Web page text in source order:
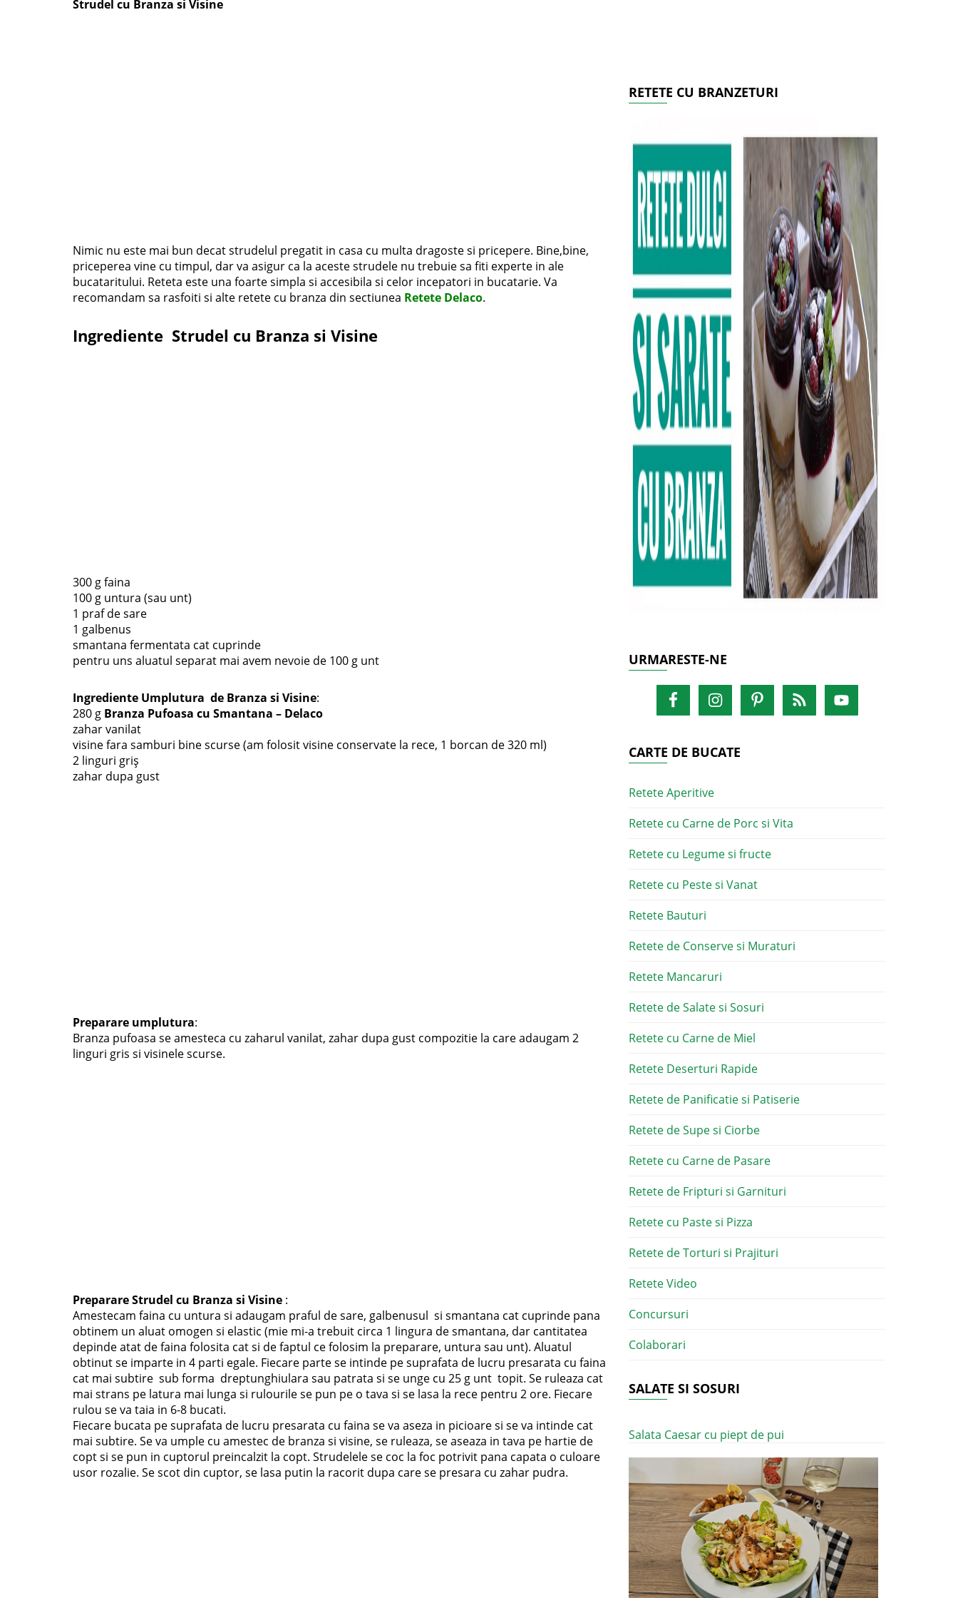
Strudel cu Branza si Visine
Nimic nu este mai bun decat strudelul pregatit in casa cu multa dragoste si pricepere. Bine,bine,
priceperea vine cu timpul, dar va asigur ca la aceste strudele nu trebuie sa fiti experte in ale
bucataritului. Reteta este una foarte simpla si accesibila si celor incepatori in bucatarie. Va
recomandam sa rasfoiti si alte retete cu branza din sectiunea Retete Delaco.
Ingrediente Strudel cu Branza si Visine
300 g faina
100 g untura (sau unt)
1 praf de sare
1 galbenus
smantana fermentata cat cuprinde
pentru uns aluatul separat mai avem nevoie de 100 g unt
Ingrediente Umplutura de Branza si Visine:
280 g Branza Pufoasa cu Smantana – Delaco
zahar vanilat
visine fara samburi bine scurse (am folosit visine conservate la rece, 1 borcan de 320 ml)
2 linguri griș
zahar dupa gust
Preparare umplutura:
Branza pufoasa se amesteca cu zaharul vanilat, zahar dupa gust compozitie la care adaugam 2
linguri gris si visinele scurse.
Preparare Strudel cu Branza si Visine :
Amestecam faina cu untura si adaugam praful de sare, galbenusul si smantana cat cuprinde pana
obtinem un aluat omogen si elastic (mie mi-a trebuit circa 1 lingura de smantana, dar cantitatea
depinde atat de faina folosita cat si de faptul ce folosim la preparare, untura sau unt). Aluatul
obtinut se imparte in 4 parti egale. Fiecare parte se intinde pe suprafata de lucru presarata cu faina
cat mai subtire sub forma dreptunghiulara sau patrata si se unge cu 25 g unt topit. Se ruleaza cat
mai strans pe latura mai lunga si rulourile se pun pe o tava si se lasa la rece pentru 2 ore. Fiecare
rulou se va taia in 6-8 bucati.
Fiecare bucata pe suprafata de lucru presarata cu faina se va aseza in picioare si se va intinde cat
mai subtire. Se va umple cu amestec de branza si visine, se ruleaza, se aseaza in tava pe hartie de
copt si se pun in cuptorul preincalzit la copt. Strudelele se coc la foc potrivit pana capata o culoare
usor rozalie. Se scot din cuptor, se lasa putin la racorit dupa care se presara cu zahar pudra.
RETETE CU BRANZETURI
URMARESTE-NE
CARTE DE BUCATE
Retete Aperitive
Retete cu Carne de Porc si Vita
Retete cu Legume si fructe
Retete cu Peste si Vanat
Retete Bauturi
Retete de Conserve si Muraturi
Retete Mancaruri
Retete de Salate si Sosuri
Retete cu Carne de Miel
Retete Deserturi Rapide
Retete de Panificatie si Patiserie
Retete de Supe si Ciorbe
Retete cu Carne de Pasare
Retete de Fripturi si Garnituri
Retete cu Paste si Pizza
Retete de Torturi si Prajituri
Retete Video
Concursuri
Colaborari
SALATE SI SOSURI
Salata Caesar cu piept de pui